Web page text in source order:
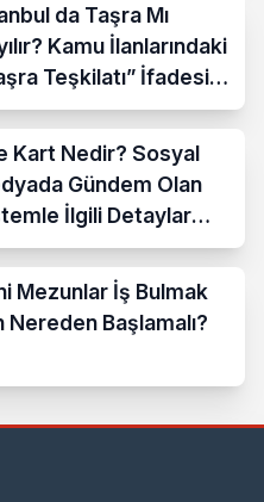
da Taşra Mı
Kamu İlanlarındaki
Teşkilatı” İfadesi
Kart Nedir? Sosyal
Gündem Olan
İlgili Detaylar
Mezunlar İş Bulmak
Nereden Başlamalı?